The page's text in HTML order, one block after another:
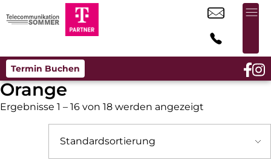
Termin Buchen
Orange
Ergebnisse 1 – 16 von 18 werden angezeigt